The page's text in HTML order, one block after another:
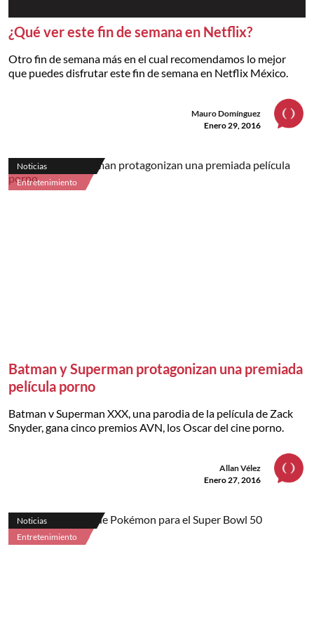
¿Qué ver este fin de semana en Netflix?
Otro fin de semana más en el cual recomendamos lo mejor
que puedes disfrutar este fin de semana en Netflix México.
Mauro Domínguez
Enero 29, 2016
Noticias
Entretenimiento
Batman y Superman protagonizan una premiada
película porno
Batman v Superman XXX, una parodia de la película de Zack
Snyder, gana cinco premios AVN, los Oscar del cine porno.
Allan Vélez
Enero 27, 2016
Noticias
Entretenimiento